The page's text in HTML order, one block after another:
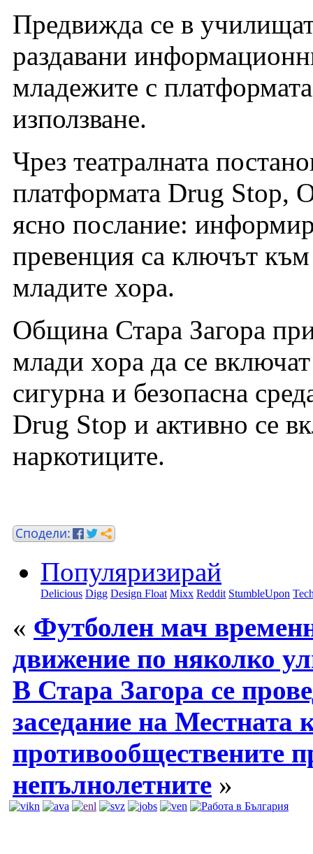
Предвижда се в
раздавани
младежите с
използване.
Чрез театралната
платформата Drug Stop,
ясно послание:
превенция са ключът
младите хора.
Община Стара Загора
млади хора да се
сигурна и безопасна
Drug Stop и активно се
наркотиците.
Популяризирай
Delicious Digg Design Float Mixx Reddit StumbleUpon
« Футболен мач
движение по няколко
В Стара Загора се
заседание на Местната
противообществените
непълнолетните »